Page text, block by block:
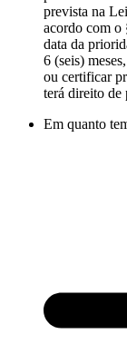
prevista na
acordo com o
data da
6 (seis)
ou certificar
terá direito de
Em quanto